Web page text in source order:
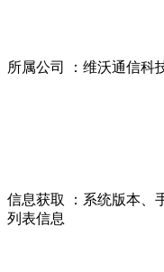
所属公司 ：维沃通信科
信息获取 ：系统版本、
列表信息